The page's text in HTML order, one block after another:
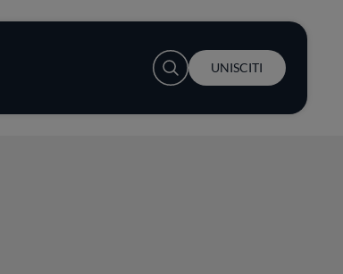
User account menu
UNISCITI